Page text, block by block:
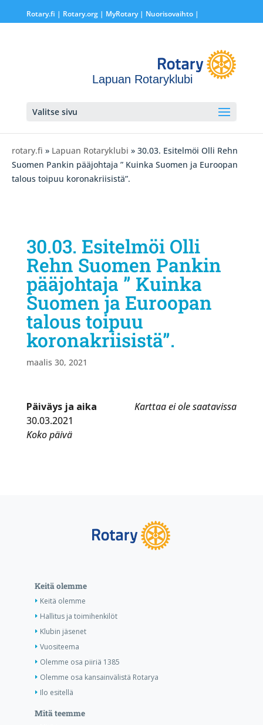
Rotary.fi | Rotary.org| MyRotary | Nuorisovaihto|
Lapuan Rotaryklubi
Valitse sivu
rotary.fi » Lapuan Rotaryklubi » 30.03. Esitelmöi Olli Rehn
Suomen Pankin pääjohtaja ” Kuinka Suomen ja Euroopan
talous toipuu koronakriisistä”.
30.03. Esitelmöi Olli
Rehn Suomen Pankin
pääjohtaja ” Kuinka
Suomen ja Euroopan
talous toipuu
koronakriisistä”.
maalis 30, 2021
Karttaa ei ole saatavissa
Päiväys ja aika
30.03.2021
Koko päivä
Keitä olemme
Keitä olemme
Hallitus ja toimihenkilöt
Klubin jäsenet
Vuositeema
Olemme osa piiriä 1385
Olemme osa kansainvälistä Rotarya
Ilo esitellä
Mitä teemme